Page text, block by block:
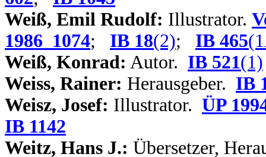
Weiß, Emil Rudolf: Illustrator.
1986_1074; IB 18(2); IB 465
Weiß, Konrad: Autor. IB 521(1)
Weiss, Rainer: Herausgeber. IB
Weisz, Josef: Illustrator. ÜP
IB 1142
Weitz, Hans J.: Übersetzer,